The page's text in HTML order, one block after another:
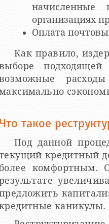
начисленные
организациях
Оплата
Как правило,
подходящей
Что такое
Под данной
кредитный
более комфортным.
каникулы.